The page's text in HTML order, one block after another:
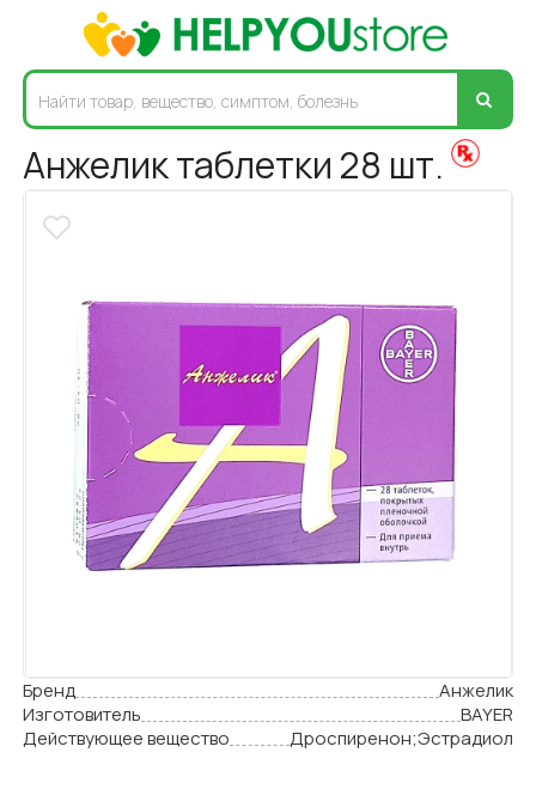
Анжелик таблетки 28 шт.
Бренд
Анжелик
Изготовитель
BAYER
Действующее вещество
Дроспиренон;Эстрадиол